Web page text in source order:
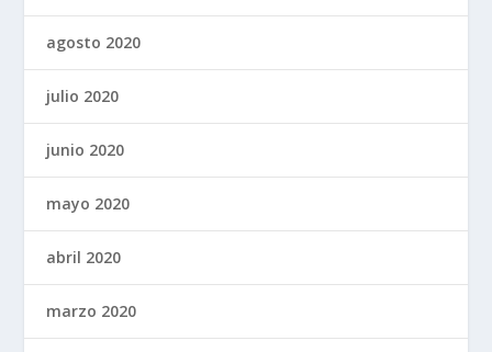
agosto 2020
julio 2020
junio 2020
mayo 2020
abril 2020
marzo 2020